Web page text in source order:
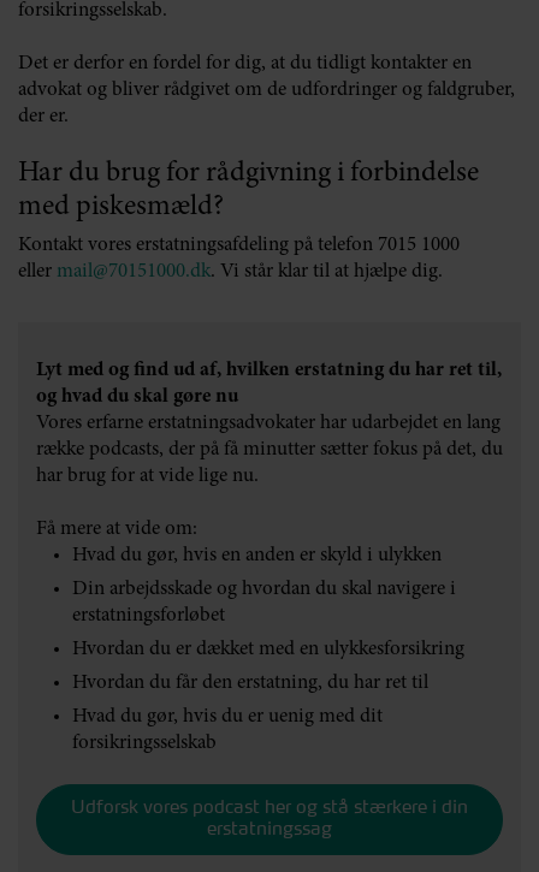
forsikringsselskab.
Det er derfor en fordel for dig, at du tidligt kontakter en
advokat og bliver rådgivet om de udfordringer og faldgruber,
der er.
Har du brug for rådgivning i forbindelse
med piskesmæld?
Kontakt vores erstatningsafdeling på telefon 7015 1000
eller mail@70151000.dk. Vi står klar til at hjælpe dig.
Lyt med og find ud af, hvilken erstatning du har ret til,
og hvad du skal gøre nu
Vores erfarne erstatningsadvokater har udarbejdet en lang
række podcasts, der på få minutter sætter fokus på det, du
har brug for at vide lige nu.
Få mere at vide om:
Hvad du gør, hvis en anden er skyld i ulykken
Din arbejdsskade og hvordan du skal navigere i
erstatningsforløbet
Hvordan du er dækket med en ulykkesforsikring
Hvordan du får den erstatning, du har ret til
Hvad du gør, hvis du er uenig med dit
forsikringsselskab
Udforsk vores podcast her og stå stærkere i din
erstatningssag